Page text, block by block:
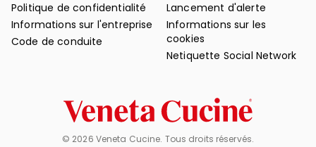
Politique de confidentialité
Informations sur l'entreprise
Code de conduite
Lancement d'alerte
Informations sur les
cookies
Netiquette Social Network
© 2026 Veneta Cucine. Tous droits réservés.